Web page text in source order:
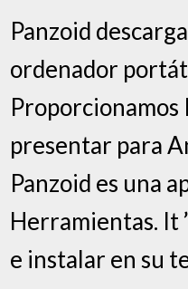
Panzoid
ordenador
Proporcionamos
presentar para
Panzoid es una
Herramientas. It
e instalar en su